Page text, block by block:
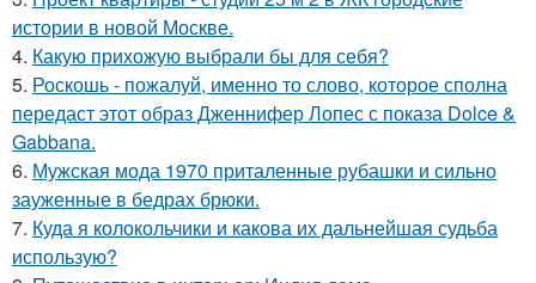
истории в новой Москве.
4. Какую прихожую выбрали бы для себя?
5. Роскошь - пожалуй, именно то слово, которое сполна
передаст этот образ Дженнифер Лопес с показа Dolce &
Gabbana.
6. Мужская мода 1970 приталенные рубашки и сильно
зауженные в бедрах брюки.
7. Куда я колокольчики и какова их дальнейшая судьба
использую?